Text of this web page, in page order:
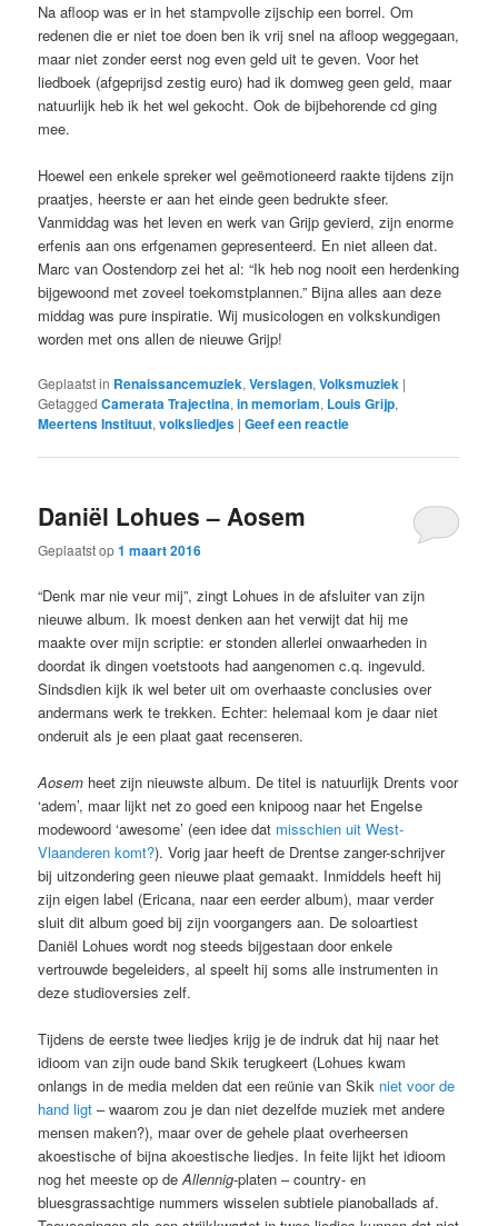
Na afloop was er in het stampvolle zijschip een borrel. Om
redenen die er niet toe doen ben ik vrij snel na afloop weggegaan,
maar niet zonder eerst nog even geld uit te geven. Voor het
liedboek (afgeprijsd zestig euro) had ik domweg geen geld, maar
natuurlijk heb ik het wel gekocht. Ook de bijbehorende cd ging
mee.
Hoewel een enkele spreker wel geëmotioneerd raakte tijdens zijn
praatjes, heerste er aan het einde geen bedrukte sfeer.
Vanmiddag was het leven en werk van Grijp gevierd, zijn enorme
erfenis aan ons erfgenamen gepresenteerd. En niet alleen dat.
Marc van Oostendorp zei het al: “Ik heb nog nooit een herdenking
bijgewoond met zoveel toekomstplannen.” Bijna alles aan deze
middag was pure inspiratie. Wij musicologen en volkskundigen
worden met ons allen de nieuwe Grijp!
Geplaatst in Renaissancemuziek,Verslagen,Volksmuziek |
Getagged Camerata Trajectina,in memoriam, Louis Grijp,
Meertens Instituut,volksliedjes |Geef een reactie
Daniël Lohues – Aosem
Geplaatst op1 maart 2016
“Denk mar nie veur mij”, zingt Lohues in de afsluiter van zijn
nieuwe album. Ik moest denken aan het verwijt dat hij me
maakte over mijn scriptie: er stonden allerlei onwaarheden in
doordat ik dingen voetstoots had aangenomen c.q. ingevuld.
Sindsdien kijk ik wel beter uit om overhaaste conclusies over
andermans werk te trekken. Echter: helemaal kom je daar niet
onderuit als je een plaat gaat recenseren.
Aosem heet zijn nieuwste album. De titel is natuurlijk Drents voor
‘adem’, maar lijkt net zo goed een knipoog naar het Engelse
modewoord ‘awesome’ (een idee dat misschien uit West-
Vlaanderen komt?). Vorig jaar heeft de Drentse zanger-schrijver
bij uitzondering geen nieuwe plaat gemaakt. Inmiddels heeft hij
zijn eigen label (Ericana, naar een eerder album), maar verder
sluit dit album goed bij zijn voorgangers aan. De soloartiest
Daniël Lohues wordt nog steeds bijgestaan door enkele
vertrouwde begeleiders, al speelt hij soms alle instrumenten in
deze studioversies zelf.
Tijdens de eerste twee liedjes krijg je de indruk dat hij naar het
idioom van zijn oude band Skik terugkeert (Lohues kwam
onlangs in de media melden dat een reünie van Skik niet voor de
hand ligt – waarom zou je dan niet dezelfde muziek met andere
mensen maken?), maar over de gehele plaat overheersen
akoestische of bijna akoestische liedjes. In feite lijkt het idioom
nog het meeste op deAllennig-platen – country- en
bluesgrassachtige nummers wisselen subtiele pianoballads af.